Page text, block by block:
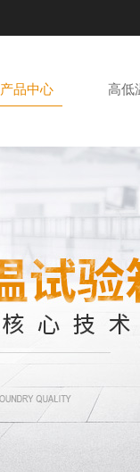
产品中心 高低